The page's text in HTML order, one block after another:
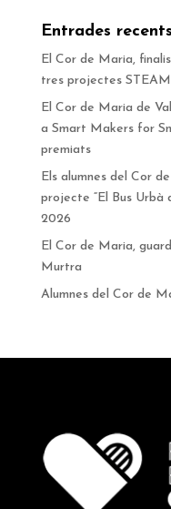
Entrades recents
El Cor de Maria,
tres projectes STEAM
El Cor de Maria de
a Smart Makers for
premiats
Els alumnes del Cor
projecte “El Bus Urbà
2026
El Cor de Maria,
Murtra
Alumnes del Cor de